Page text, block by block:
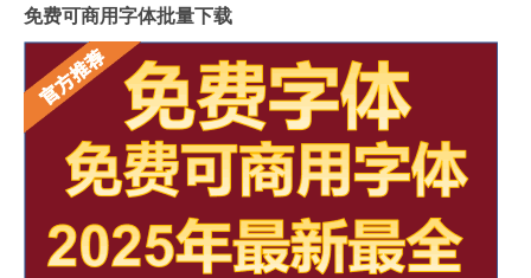
免费可商用字体批量下载